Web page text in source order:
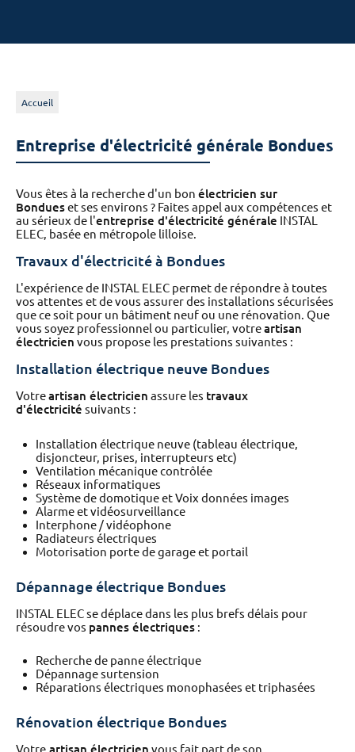
Accueil
Entreprise d'électricité générale Bondues
Vous êtes à la recherche d'un bon électricien sur
Bondueset ses environs ? Faites appel aux compétences et
au sérieux de l'entreprise d'électricité générale INSTAL
ELEC, basée en métropole lilloise.
Travaux d'électricité à Bondues
L'expérience de INSTAL ELEC permet de répondre à toutes
vos attentes et de vous assurer des installations sécurisées
que ce soit pour un bâtiment neuf ou une rénovation. Que
vous soyez professionnel ou particulier, votreartisan
électricien vous propose les prestations suivantes :
Installation électrique neuve Bondues
Votreartisan électricien assure les travaux
d'électricité suivants :
Installation électrique neuve (tableau électrique,
disjoncteur, prises, interrupteurs etc)
Ventilation mécanique contrôlée
Réseaux informatiques
Système de domotique et Voix données images
Alarme et vidéosurveillance
Interphone / vidéophone
Radiateurs électriques
Motorisation porte de garage et portail
Dépannage électrique Bondues
INSTAL ELEC se déplace dans les plus brefs délais pour
résoudre vos pannes électriques :
Recherche de panne électrique
Dépannage surtension
Réparations électriques monophasées et triphasées
Rénovation électrique Bondues
Votre artisan électricien vous fait part de son